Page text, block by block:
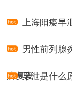
上海阳痿早
男性前列腺
防复发早泄是什么